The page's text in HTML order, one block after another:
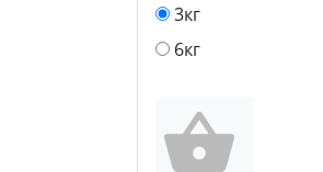
3кг
6кг